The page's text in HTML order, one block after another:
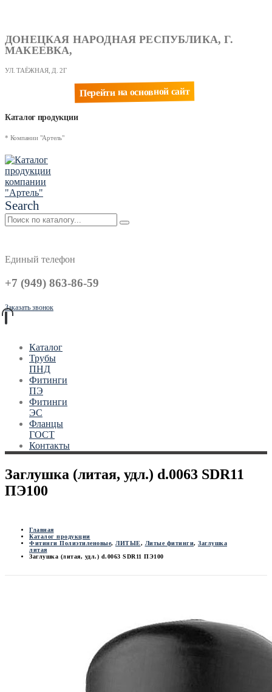
ДОНЕЦКАЯ НАРОДНАЯ РЕСПУБЛИКА, Г.
МАКЕЕВКА,
УЛ. ТАЁЖНАЯ, Д. 2Г
Перейти на основной сайт
Каталог продукции
* Компании "Артель"
Search
Единый телефон
+7 (949) 863-86-59
Заказать звонок
Каталог
Трубы
ПНД
Фитинги
ПЭ
Фитинги
ЭС
Фланцы
ГОСТ
Контакты
Заглушка (литая, удл.) d.0063 SDR11
ПЭ100
Главная
Каталог продукции
Фитинги Полиэтиленовые, ЛИТЫЕ, Литые фитинги, Заглушка
литая
Заглушка (литая, удл.) d.0063 SDR11 ПЭ100